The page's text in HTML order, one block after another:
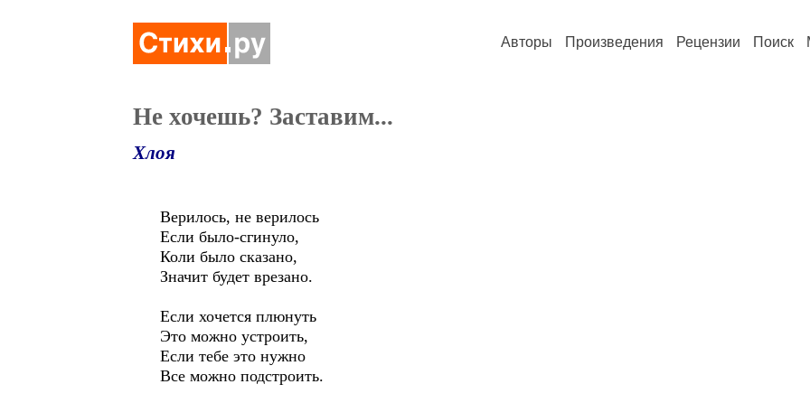
Авторы Произведения Рецензии Поиск
Не хочешь? Заставим...
Хлоя
Верилось, не верилось
Если было-сгинуло,
Коли было сказано,
Значит будет врезано.
Если хочется плюнуть
Это можно устроить,
Если тебе это нужно
Все можно подстроить.